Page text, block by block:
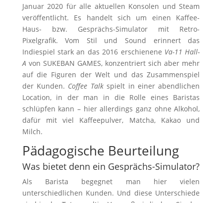
Januar 2020 für alle aktuellen Konsolen und Steam
veröffentlicht. Es handelt sich um einen Kaffee-
Haus- bzw. Gesprächs-Simulator mit Retro-
Pixelgrafik. Vom Stil und Sound erinnert das
Indiespiel stark an das 2016 erschienene Va-11 Hall-
A von SUKEBAN GAMES, konzentriert sich aber mehr
auf die Figuren der Welt und das Zusammenspiel
der Kunden. Coffee Talkspielt in einer abendlichen
Location, in der man in die Rolle eines Baristas
schlüpfen kann – hier allerdings ganz ohne Alkohol,
dafür mit viel Kaffeepulver, Matcha, Kakao und
Milch.
Pädagogische Beurteilung
Was bietet denn ein Gesprächs-Simulator?
Als Barista begegnet man hier vielen
unterschiedlichen Kunden. Und diese Unterschiede